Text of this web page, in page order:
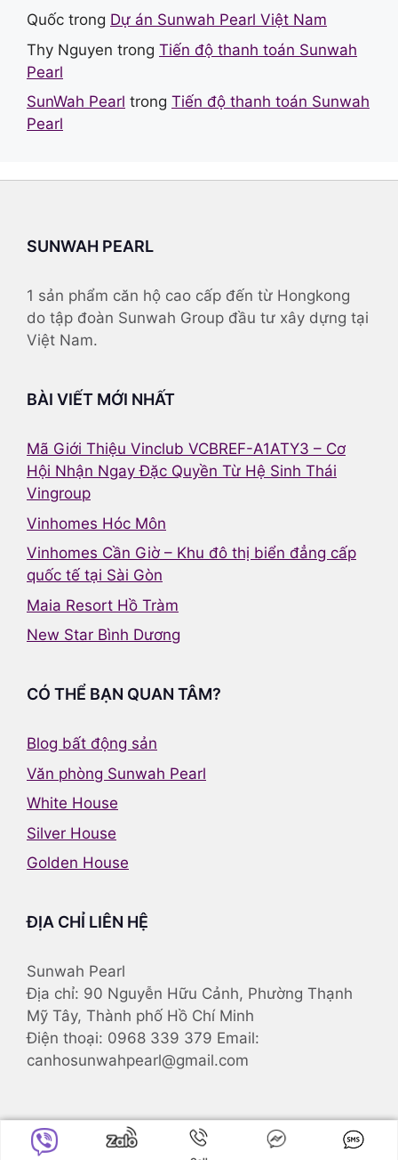
Quốc trong Dự án Sunwah Pearl Việt Nam
Thy Nguyen trong Tiến độ thanh toán Sunwah
Pearl
SunWah Pearl trong Tiến độ thanh toán Sunwah
Pearl
SUNWAH PEARL
1 sản phẩm căn hộ cao cấp đến từ Hongkong
do tập đoàn Sunwah Group đầu tư xây dựng tại
Việt Nam.
BÀI VIẾT MỚI NHẤT
Mã Giới Thiệu Vinclub VCBREF-A1ATY3 – Cơ
Hội Nhận Ngay Đặc Quyền Từ Hệ Sinh Thái
Vingroup
Vinhomes Hóc Môn
Vinhomes Cần Giờ – Khu đô thị biển đẳng cấp
quốc tế tại Sài Gòn
Maia Resort Hồ Tràm
New Star Bình Dương
CÓ THỂ BẠN QUAN TÂM?
Blog bất động sản
Văn phòng Sunwah Pearl
White House
Silver House
Golden House
ĐỊA CHỈ LIÊN HỆ
Sunwah Pearl
Địa chỉ: 90 Nguyễn Hữu Cảnh, Phường Thạnh
Mỹ Tây, Thành phố Hồ Chí Minh
Điện thoại: 0968 339 379 Email:
canhosunwahpearl@gmail.com
© 2025Căn hộ Sunwah Pearl. All rights reserved. -
Vinhomes Cần Giờ
Vinhomes Green Paradise